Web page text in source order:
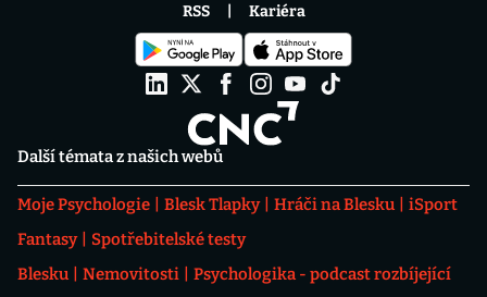
Další témata z našich webů
Moje Psychologie Blesk Tlapky Hráči na Blesku
iSport
Fantasy
Spotřebitelské testy
Blesku
Nemovitosti
Psychologika - podcast rozbíjející
RSS Kariéra